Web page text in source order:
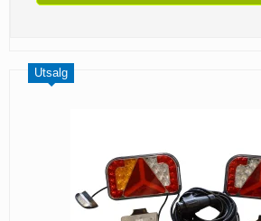
Utsalg